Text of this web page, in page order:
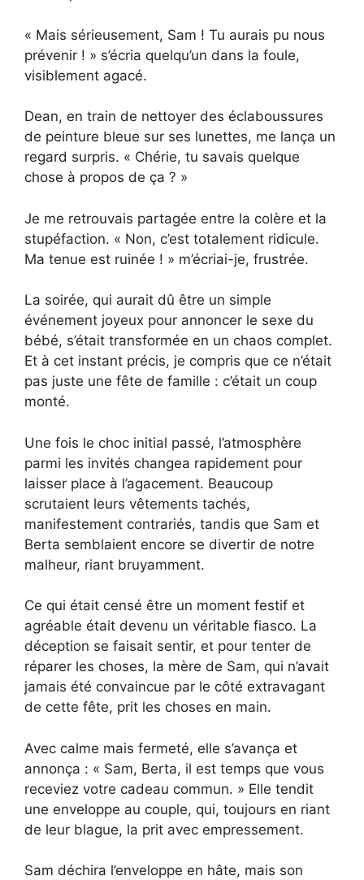
« Mais sérieusement, Sam ! Tu aurais pu nous
prévenir ! » s’écria quelqu’un dans la foule,
visiblement agacé.
Dean, en train de nettoyer des éclaboussures
de peinture bleue sur ses lunettes, me lança un
regard surpris. « Chérie, tu savais quelque
chose à propos de ça ? »
Je me retrouvais partagée entre la colère et la
stupéfaction. « Non, c’est totalement ridicule.
Ma tenue est ruinée ! » m’écriai-je, frustrée.
La soirée, qui aurait dû être un simple
événement joyeux pour annoncer le sexe du
bébé, s’était transformée en un chaos complet.
Et à cet instant précis, je compris que ce n’était
pas juste une fête de famille : c’était un coup
monté.
Une fois le choc initial passé, l’atmosphère
parmi les invités changea rapidement pour
laisser place à l’agacement. Beaucoup
scrutaient leurs vêtements tachés,
manifestement contrariés, tandis que Sam et
Berta semblaient encore se divertir de notre
malheur, riant bruyamment.
Ce qui était censé être un moment festif et
agréable était devenu un véritable fiasco. La
déception se faisait sentir, et pour tenter de
réparer les choses, la mère de Sam, qui n’avait
jamais été convaincue par le côté extravagant
de cette fête, prit les choses en main.
Avec calme mais fermeté, elle s’avança et
annonça : « Sam, Berta, il est temps que vous
receviez votre cadeau commun. » Elle tendit
une enveloppe au couple, qui, toujours en riant
de leur blague, la prit avec empressement.
Sam déchira l’enveloppe en hâte, mais son